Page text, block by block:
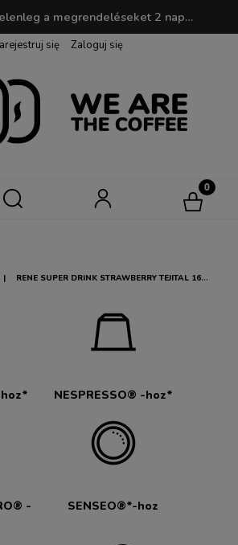
FIGYELEM! Jelenleg a megrendeléseket 2 napon belül dolgozzuk fel. 190 PLN feletti megrendelések esetén a szállítás ingyenes! | Vásárláskor pontokat gyűjthetsz, amelyeket később kedvenc kávédra válthatsz be!
się Zaloguj się
RENE SUPER DRINK STRAWBERRY TEJITAL 16
NESPRESSO® -hoz*
-
SENSEO®*-hoz